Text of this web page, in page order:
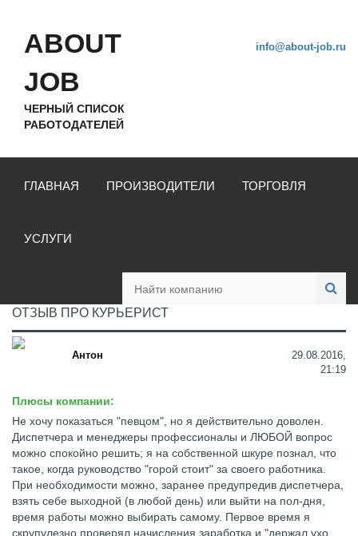
ABOUT
JOB
ЧЕРНЫЙ СПИСОК
РАБОТОДАТЕЛЕЙ
info@about-job.ru
ГЛАВНАЯ ПРОИЗВОДИТЕЛИ ТОРГОВЛЯ
УСЛУГИ
ОТЗЫВ ПРО КУРЬЕРИСТ
Антон
29.08.2016,
21:19
Плюсы компании:
Не хочу показаться "певцом", но я действительно доволен.
Диспетчера и менеджеры профессионалы и ЛЮБОЙ вопрос
можно спокойно решить; я на собственной шкуре познал, что
такое, когда руководство "горой стоит" за своего работника.
При необходимости можно, заранее предупредив диспетчера,
взять себе выходной (в любой день) или выйти на пол-дня,
время работы можно выбирать самому. Первое время я
скрупулезно проверял начисления заработка и "держал ухо